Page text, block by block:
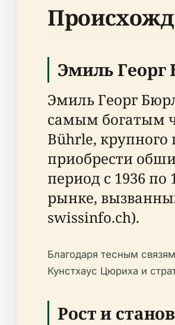
Эмиль
Эмиль Георг
самым богатым
Bührle,
приобрести
период с 1936
рынке,
swissinfo.ch).
Благодаря тесным
Кунстхаус Цюриха и
Рост и